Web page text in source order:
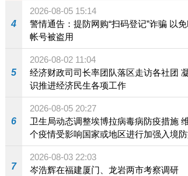
4
2026-08-05 15:14
警情通告：提防网购“扫码登记”诈骗 以
帐号被盗用
5
2026-08-02 11:04
经济财政司司长率团队落区走访各社团
识推进经济民生各项工作
6
2026-08-05 20:27
卫生局动态调整埃博拉病毒病防疫措施
个疫情受影响国家或地区进行加强入境
施
7
2026-08-03 22:03
岑浩辉在福建厦门、龙岩两市考察调研